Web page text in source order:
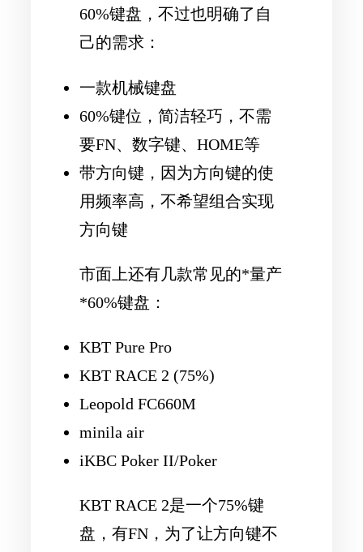
60%键盘，不过也明确了自
己的需求：
一款机械键盘
60%键位，简洁轻巧，不需
要FN、数字键、HOME等
带方向键，因为方向键的使
用频率高，不希望组合实现
方向键
市面上还有几款常见的*量产
*60%键盘：
KBT Pure Pro
KBT RACE 2 (75%)
Leopold FC660M
minila air
iKBC Poker II/Poker
KBT RACE 2是一个75%键
盘，有FN，为了让方向键不